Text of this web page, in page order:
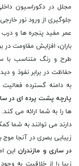
مجلل در دکوراسیون
جلوگیری از ورود نور
عمر مفید پنجره ها و
باران، افزایش مقاومت
طرح و رنگ متناسب با
حفاظت در برابر نفوذ و
به دامنه گسترده
پارچه پشت پرده ای در
ها را به شما ارائه می کند.
دارند می توانند به شما
زیبایی بصری در آنجا موج
در ساری و مازندراناین
زیبا را از خلاقیت به